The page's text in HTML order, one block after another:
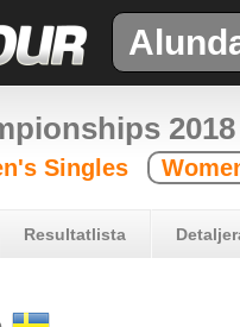
2018
Singles
Resultatlista